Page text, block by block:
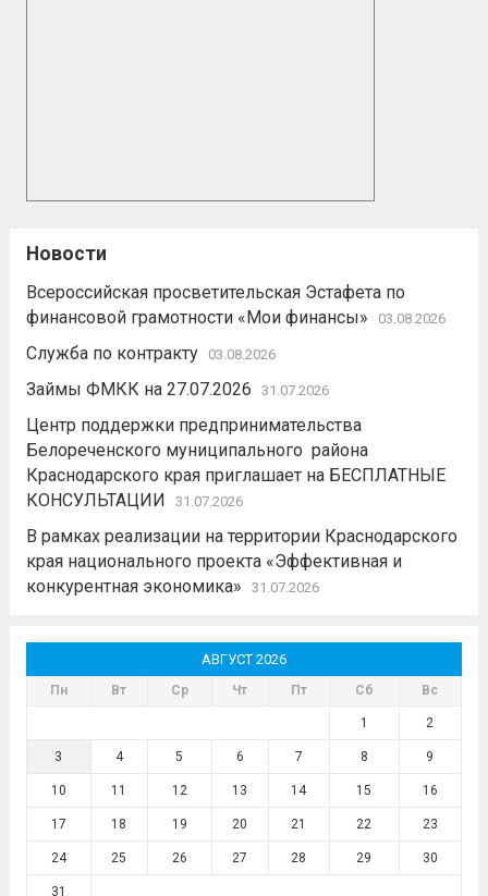
Новости
Всероссийская просветительская Эстафета по
финансовой грамотности «Мои финансы»
03.08.2026
Служба по контракту 03.08.2026
Займы ФМКК на 27.07.2026 31.07.2026
Центр поддержки предпринимательства
Белореченского муниципального района
Краснодарского края приглашает на БЕСПЛАТНЫЕ
КОНСУЛЬТАЦИИ
31.07.2026
В рамках реализации на территории Краснодарского
края национального проекта «Эффективная и
конкурентная экономика»
31.07.2026
АВГУСТ 2026
Пн Вт Ср Чт Пт Сб Вс
1 2
3 4 5 6 7 8 9
10 11 12 13 14 15 16
17 18 19 20 21 22 23
24 25 26 27 28 29 30
31